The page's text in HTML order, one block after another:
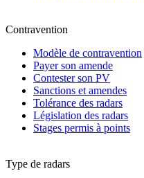
Contravention
Modèle de contravention
Payer son amende
Contester son PV
Sanctions et amendes
Tolérance des radars
Législation des radars
Stages permis à points
Type de radars